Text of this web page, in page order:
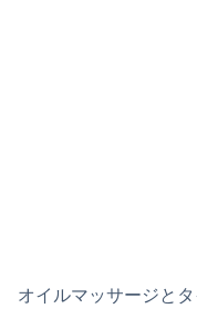
オイルマッサージと